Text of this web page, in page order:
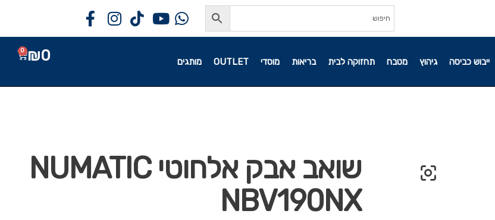
ייבוש כביסה גיהוץ מטבח תחזוקה לבית בריאות מוסדי OUTLET מותגים ₪0
0
שואב אבק אלחוטי NUMATIC
NBV190NX